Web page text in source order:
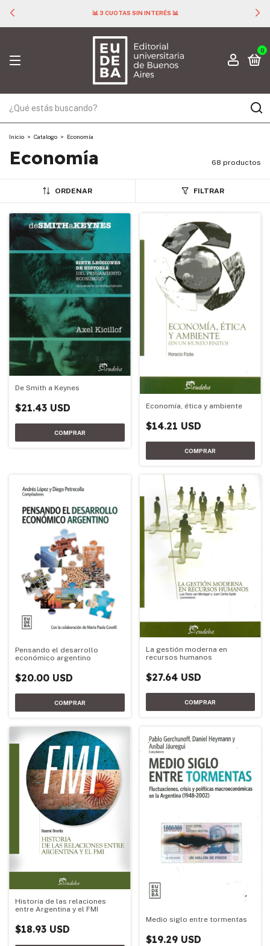
📊 3 CUOTAS SIN INTERÉS 📊
0
Inicio > Catalogo > Economía
Economía 68 productos
ORDENAR FILTRAR
De Smith a Keynes
$21.43 USD Economía, ética y ambiente
$14.21 USD
Pensando el desarrollo
económico argentino
$20.00 USD
La gestión moderna en
recursos humanos
$27.64 USD
Historia de las relaciones
entre Argentina y el FMI
$18.93 USD
Medio siglo entre tormentas
$19.29 USD